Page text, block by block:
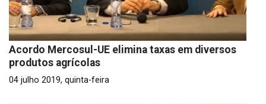
Acordo Mercosul-UE elimina taxas em diversos
produtos agrícolas
04 julho 2019, quinta-feira